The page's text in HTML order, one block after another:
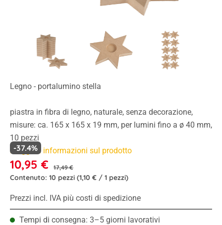
Legno - portalumino stella
piastra in fibra di legno, naturale, senza decorazione,
misure: ca. 165 x 165 x 19 mm, per lumini fino a ø 40 mm,
10 pezzi
Maggiori informazioni sul prodotto
10,95 € 17,49 €
-37.4%
Contenuto: 10 pezzi (1,10 € / 1 pezzi)
Prezzi incl. IVA più costi di spedizione
Tempi di consegna: 3–5 giorni lavorativi